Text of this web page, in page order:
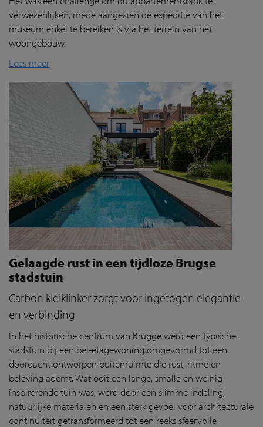
verwezenlijken, mede aangezien de expeditie van het
museum enkel te bereiken is via het terrein van het
woongebouw.
Lees meer
Gelaagde rust in een tijdloze Brugse
stadstuin
Carbon kleiklinker zorgt voor ingetogen elegantie
en verbinding
In het historische centrum van Brugge werd een typische
stadstuin bij een bel-etagewoning omgevormd tot een
doordacht ontworpen buitenruimte die rust, ritme en
beleving ademt. Wat ooit een lange, smalle en weinig
inspirerende tuin was, werd door een slimme indeling,
natuurlijke materialen en een sterk gevoel voor architecturale
continuïteit getransformeerd tot een reeks sfeervolle